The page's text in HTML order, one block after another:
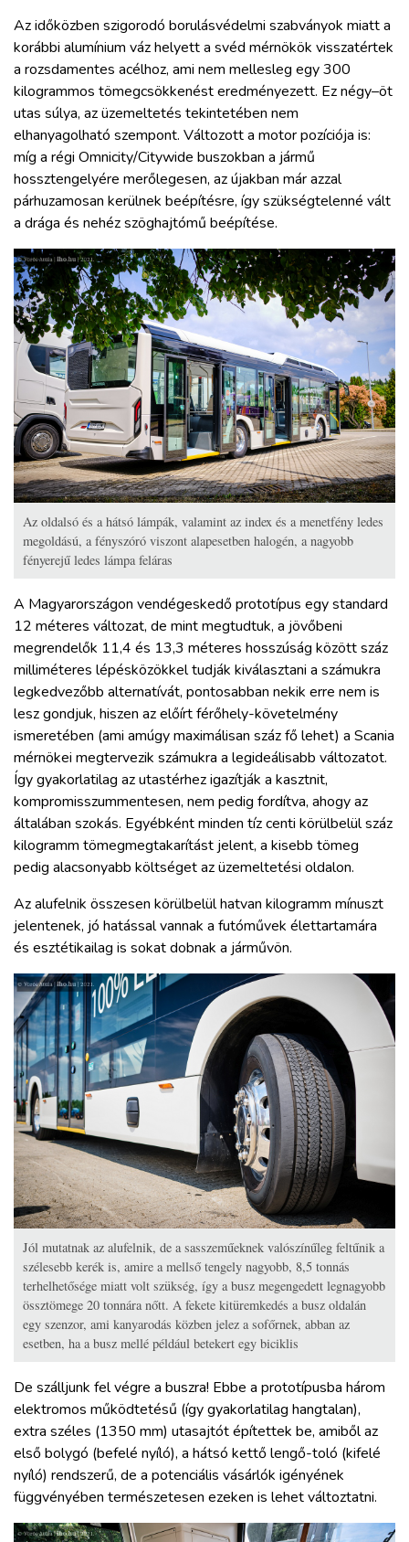
Az időközben szigorodó borulásvédelmi szabványok miatt a
korábbi alumínium váz helyett a svéd mérnökök visszatértek
a rozsdamentes acélhoz, ami nem mellesleg egy 300
kilogrammos tömegcsökkenést eredményezett. Ez négy–öt
utas súlya, az üzemeltetés tekintetében nem
elhanyagolható szempont. Változott a motor pozíciója is:
míg a régi Omnicity/Citywide buszokban a jármű
hossztengelyére merőlegesen, az újakban már azzal
párhuzamosan kerülnek beépítésre, így szükségtelenné vált
a drága és nehéz szöghajtómű beépítése.
Az oldalsó és a hátsó lámpák, valamint az index és a menetfény ledes
megoldású, a fényszóró viszont alapesetben halogén, a nagyobb
fényerejű ledes lámpa feláras
A Magyarországon vendégeskedő prototípus egy standard
12 méteres változat, de mint megtudtuk, a jövőbeni
megrendelők 11,4 és 13,3 méteres hosszúság között száz
milliméteres lépésközökkel tudják kiválasztani a számukra
legkedvezőbb alternatívát, pontosabban nekik erre nem is
lesz gondjuk, hiszen az előírt férőhely-követelmény
ismeretében (ami amúgy maximálisan száz fő lehet) a Scania
mérnökei megtervezik számukra a legideálisabb változatot.
Így gyakorlatilag az utastérhez igazítják a kasztnit,
kompromisszummentesen, nem pedig fordítva, ahogy az
általában szokás. Egyébként minden tíz centi körülbelül száz
kilogramm tömegmegtakarítást jelent, a kisebb tömeg
pedig alacsonyabb költséget az üzemeltetési oldalon.
Az alufelnik összesen körülbelül hatvan kilogramm mínuszt
jelentenek, jó hatással vannak a futóművek élettartamára
és esztétikailag is sokat dobnak a járművön.
Jól mutatnak az alufelnik, de a sasszeműeknek valószínűleg feltűnik a
szélesebb kerék is, amire a mellső tengely nagyobb, 8,5 tonnás
terhelhetősége miatt volt szükség, így a busz megengedett legnagyobb
össztömege 20 tonnára nőtt. A fekete kitüremkedés a busz oldalán
egy szenzor, ami kanyarodás közben jelez a sofőrnek, abban az
esetben, ha a busz mellé például betekert egy biciklis
De szálljunk fel végre a buszra! Ebbe a prototípusba három
elektromos működtetésű (így gyakorlatilag hangtalan),
extra széles (1350 mm) utasajtót építettek be, amiből az
első bolygó (befelé nyíló), a hátsó kettő lengő-toló (kifelé
nyíló) rendszerű, de a potenciális vásárlók igényének
függvényében természetesen ezeken is lehet változtatni.